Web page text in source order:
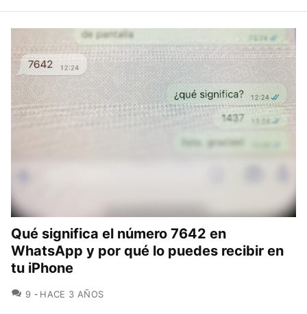
Qué significa el número 7642 en
WhatsApp y por qué lo puedes recibir en
tu iPhone
9 COMENTARIOS
HACE 3 AÑOS